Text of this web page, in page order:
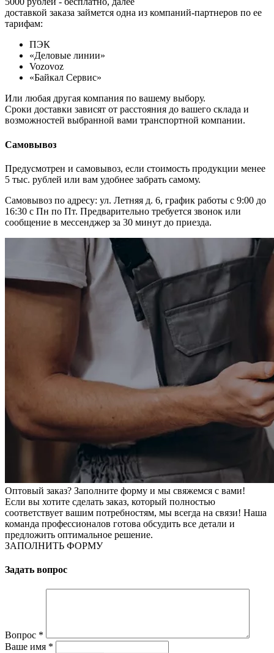
доставкой заказа займется одна из компаний-партнеров по ее
тарифам:
ПЭК
«Деловые линии»
Vozovoz
«Байкал Сервис»
Или любая другая компания по вашему выбору.
Сроки доставки зависят от расстояния до вашего склада и
возможностей выбранной вами транспортной компании.
Самовывоз
Предусмотрен и самовывоз, если стоимость продукции менее
5 тыс. рублей или вам удобнее забрать самому.
Самовывоз по адресу: ул. Летняя д. 6, график работы с 9:00 до
16:30 с Пн по Пт. Предварительно требуется звонок или
сообщение в мессенджер за 30 минут до приезда.
Оптовый заказ? Заполните форму и мы свяжемся с вами!
Если вы хотите сделать заказ, который полностью
соответствует вашим потребностям, мы всегда на связи! Наша
команда профессионалов готова обсудить все детали и
предложить оптимальное решение.
ЗАПОЛНИТЬ ФОРМУ
Задать вопрос
Вопрос *
Ваше имя *